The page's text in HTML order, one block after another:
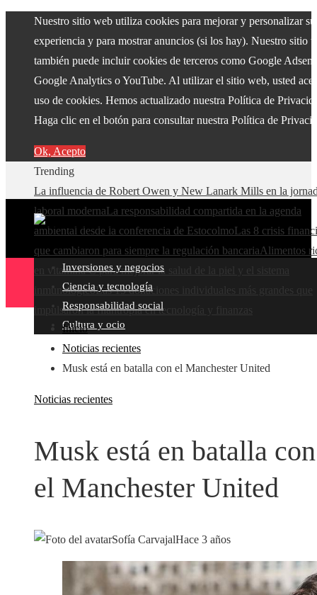
Nuestro sitio web utiliza cookies para mejorar y personalizar su
experiencia y para mostrar anuncios (si los hay). Nuestro sitio
también puede incluir cookies de terceros como Google
Google Analytics o YouTube. Al utilizar el sitio web, usted
uso de cookies. Hemos actualizado nuestra Política de
Haga clic en el botón para consultar nuestra Política de
Ok, Acepto
Trending
La influencia de Robert Owen y New Lanark Mills en la
laboral modernaLa responsabilidad compartida en la agenda
ambiental desde la conferencia de EstocolmoLas 8 crisis
que cambiaron para siempre la regulación bancariaAlimentos
en vitamina C para mejorar la salud de la piel y el sistema
inmunológicoLas 15 donaciones individuales más grandes que
impulsaron la filantropía en tecnología y finanzas
Inversiones y negocios
Ciencia y tecnología
Responsabilidad social
Cultura y ocio
Inicio
Noticias recientes
Musk está en batalla con el Manchester United
Noticias recientes
Musk está en batalla con
el Manchester United
Sofía CarvajalHace 3 años